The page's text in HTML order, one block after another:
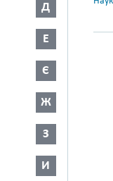
Д
Е
Є
Ж
З
И